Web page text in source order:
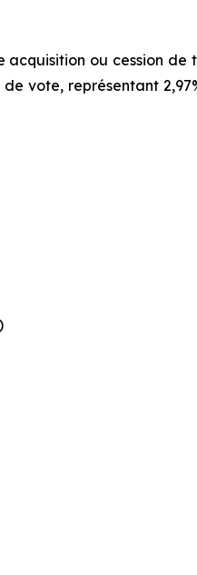
ou cession de
vote, représentant